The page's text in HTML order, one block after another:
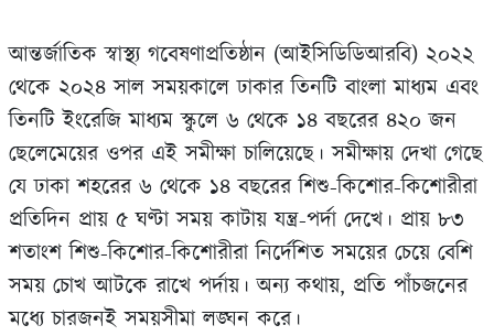
আন্তর্জাতিক স্বাস্থ্য গবেষণাপ্রতিষ্ঠান (আইসিডিডিআরবি) ২০২২
থেকে ২০২৪ সাল সময়কালে ঢাকার তিনটি বাংলা মাধ্যম এবং
তিনটি ইংরেজি মাধ্যম স্কুলে ৬ থেকে ১৪ বছরের ৪২০ জন
ছেলেমেয়ের ওপর এই সমীক্ষা চালিয়েছে। সমীক্ষায় দেখা গেছে
যে ঢাকা শহরের ৬ থেকে ১৪ বছরের শিশু-কিশোর-কিশোরীরা
প্রতিদিন প্রায় ৫ ঘণ্টা সময় কাটায় যন্ত্র-পর্দা দেখে। প্রায় ৮৩
শতাংশ শিশু-কিশোর-কিশোরীরা নির্দেশিত সময়ের চেয়ে বেশি
সময় চোখ আটকে রাখে পর্দায়। অন‍্য কথায়, প্রতি পাঁচজনের
মধ্যে চারজনই সময়সীমা লঙ্ঘন করে।